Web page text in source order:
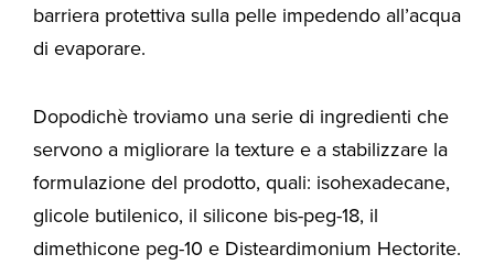
barriera protettiva sulla pelle impedendo all’acqua
di evaporare.
Dopodichè troviamo una serie di ingredienti che
servono a migliorare la texture e a stabilizzare la
formulazione del prodotto, quali: isohexadecane,
glicole butilenico, il silicone bis-peg-18, il
dimethicone peg-10 e Disteardimonium Hectorite.